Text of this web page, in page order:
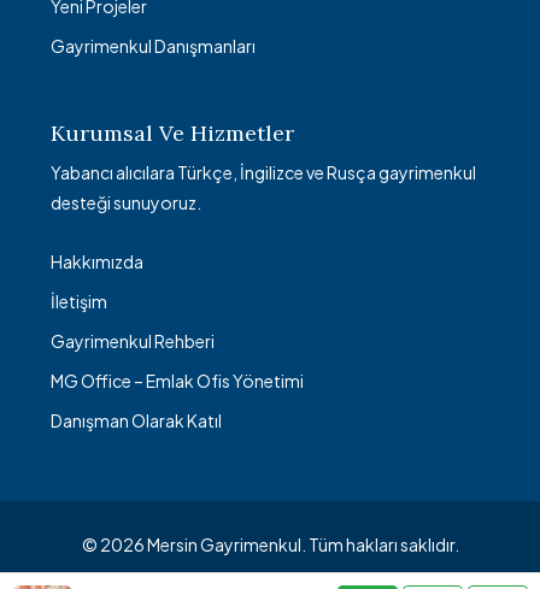
Yeni Projeler
Gayrimenkul Danışmanları
Kurumsal Ve Hizmetler
Yabancı alıcılara Türkçe, İngilizce ve Rusça gayrimenkul
desteği sunuyoruz.
Hakkımızda
İletişim
Gayrimenkul Rehberi
MG Office – Emlak Ofis Yönetimi
Danışman Olarak Katıl
© 2026 Mersin Gayrimenkul. Tüm hakları saklıdır.